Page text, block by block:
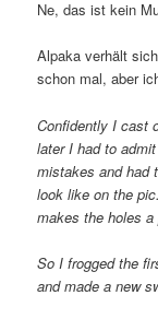
Ne, das ist kein
Alpaka verhält
schon mal, aber
Confidently I cast
later I had to
mistakes and had
look like on the
makes the holes
So I frogged the
and made a new